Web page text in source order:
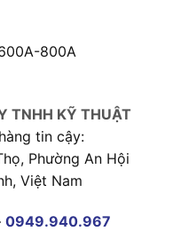
800A
TNHH KỸ THUẬT
tin cậy:
Phường An Hội
Việt Nam
0949.940.967